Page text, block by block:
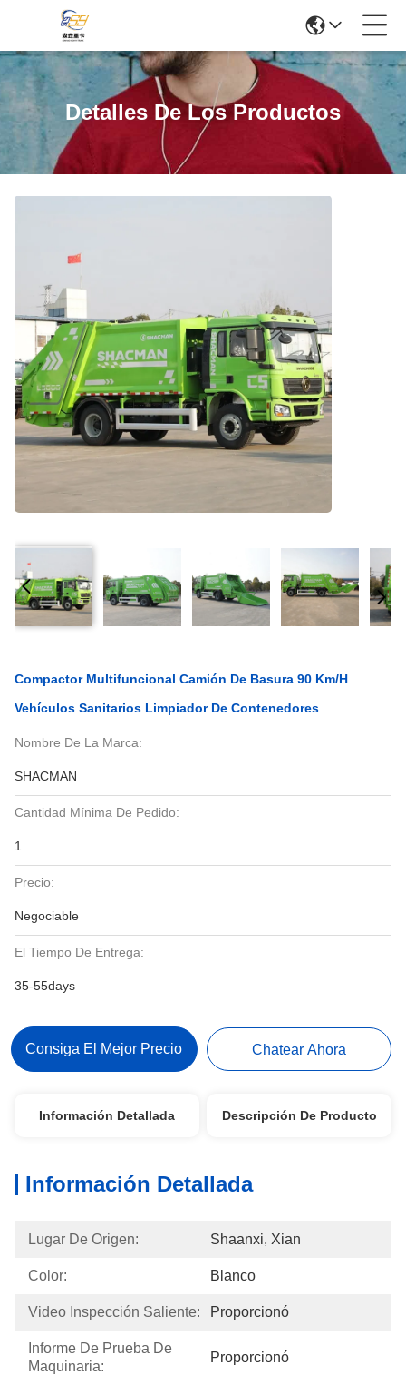
Detalles De Los Productos
Compactor Multifuncional Camión De Basura 90 Km/h
Vehículos Sanitarios Limpiador De Contenedores
Nombre De La Marca:
SHACMAN
Cantidad Mínima De Pedido:
1
Precio:
Negociable
El Tiempo De Entrega:
35-55days
Consiga El Mejor Precio Chatear Ahora
Información Detallada Descripción De Producto
Información Detallada
Lugar De Origen: Shaanxi, Xian
Color: Blanco
Video Inspección Saliente: Proporcionó
Informe De Prueba De
Maquinaria:
Proporcionó